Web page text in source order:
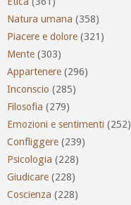
Natura umana (358)
Piacere e dolore (321)
Mente (303)
Appartenere (296)
Inconscio (285)
Filosofia (279)
Emozioni e sentimenti (252)
Confliggere (239)
Psicologia (228)
Giudicare (228)
Coscienza (228)